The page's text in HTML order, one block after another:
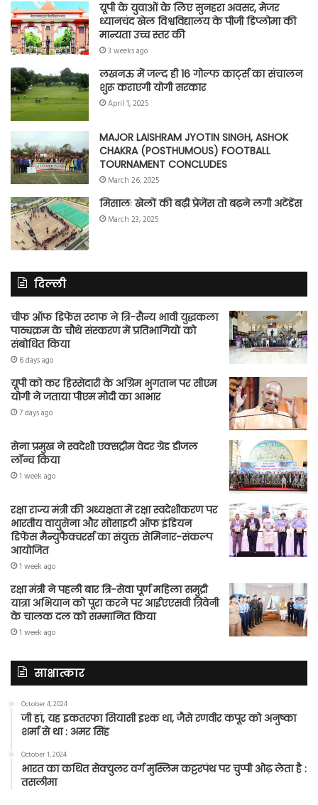
यूपी के युवाओं के लिए सुनहरा अवसर, मेजर
ध्यानचंद खेल विश्वविद्यालय के पीजी डिप्लोमा की
मान्यता उच्च स्तर की
3 weeks ago
लखनऊ में जल्द ही 16 गोल्फ कार्ट्स का संचालन
शुरू कराएगी योगी सरकार
April 1, 2025
MAJOR LAISHRAM JYOTIN SINGH, ASHOK
CHAKRA (POSTHUMOUS) FOOTBALL
TOURNAMENT CONCLUDES
March 26, 2025
मिसालः खेलों की बढ़ी प्रेजेंस तो बढ़ने लगी अटेंडेंस
March 23, 2025
दिल्ली
चीफ ऑफ डिफेंस स्टाफ ने त्रि-सैन्य भावी युद्धकला
पाठ्यक्रम के चौथे संस्करण में प्रतिभागियों को
संबोधित किया
6 days ago
यूपी को कर हिस्सेदारी के अग्रिम भुगतान पर सीएम
योगी ने जताया पीएम मोदी का आभार
7 days ago
सेना प्रमुख ने स्वदेशी एक्सट्रीम वेदर ग्रेड डीजल
लॉन्च किया
1 week ago
रक्षा राज्य मंत्री की अध्यक्षता में रक्षा स्वदेशीकरण पर
भारतीय वायुसेना और सोसाइटी ऑफ इंडियन
डिफेंस मैन्युफैक्चरर्स का संयुक्त सेमिनार-संकल्प
आयोजित
1 week ago
रक्षा मंत्री ने पहली बार त्रि-सेवा पूर्ण महिला समुद्री
यात्रा अभियान को पूरा करने पर आईएएसवी त्रिवेनी
के चालक दल को सम्मानित किया
1 week ago
साक्षात्कार
October 4, 2024
जी हां, यह इकतरफा सियासी इश्क था, जैसे रणवीर कपूर को अनुष्का
शर्मा से था : अमर सिंह
October 1, 2024
भारत का कथित सेक्युलर वर्ग मुस्लिम कट्टरपंथ पर चुप्पी ओढ़ लेता है :
तसलीमा